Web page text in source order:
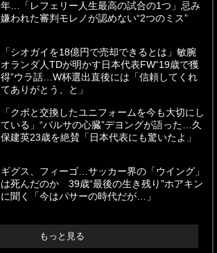
年…「レフェリー人生最高の試合の1つ」忌み
嫌われた審判モレノが認めない“2つのミス”
「シオガイを18億円で売却できるとは」敏腕
オランダ人TDが明かす日本代表FW“19歳で獲
得”ウラ話…W杯選出直後には「信頼してくれ
てありがとう、と」
「クボと交換したユニフォームを今も大切にし
ている」“バルサの心臓”デヨングが語った…久
保建英23歳を絶賛「日本代表にも驚いたよ」
ギグス、フィーゴ…サッカー界の「ウイング」
は死んだのか 39歳“最後の生き残り”ホアキン
に聞く「今はパサーの時代だが…」
もっと見る